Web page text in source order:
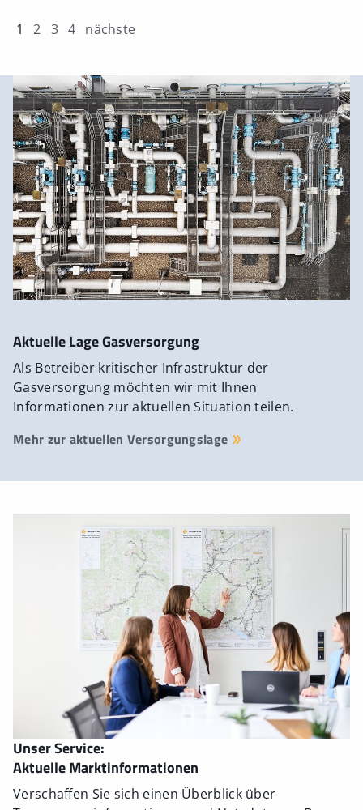
1 2 3 4 nächste
Aktuelle Lage Gasversorgung
Als Betreiber kritischer Infrastruktur der
Gasversorgung möchten wir mit Ihnen
Informationen zur aktuellen Situation teilen.
Mehr zur aktuellen Versorgungslage
Unser Service:
Aktuelle Marktinformationen
Verschaffen Sie sich einen Überblick über